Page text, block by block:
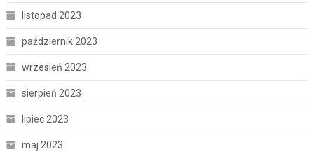
listopad 2023
październik 2023
wrzesień 2023
sierpień 2023
lipiec 2023
maj 2023